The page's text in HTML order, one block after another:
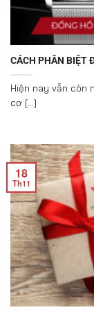
CÁCH PHÂN BIỆT
Hiện nay vẫn còn
cơ [...]
18
Th11